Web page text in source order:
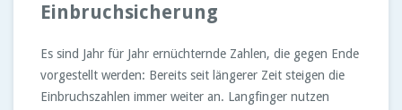
Einbruchsicherung
Es sind Jahr für Jahr ernüchternde Zahlen, die gegen Ende
vorgestellt werden: Bereits seit längerer Zeit steigen die
Einbruchszahlen immer weiter an. Langfinger nutzen